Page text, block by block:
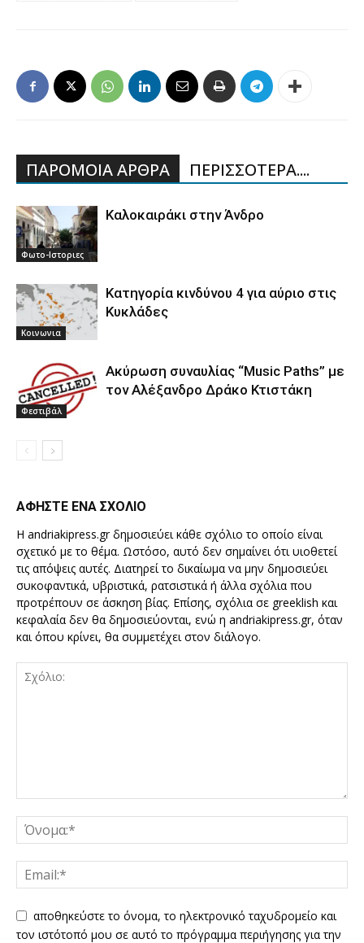
ΠΑΡΟΜΟΙΑ ΑΡΘΡΑ ΠΕΡΙΣΣΟΤΕΡΑ....
Φωτο-Ιστοριες
Καλοκαιράκι στην Άνδρο
Κοινωνια
Κατηγορία κινδύνου 4 για αύριο στις
Κυκλάδες
Φεστιβάλ
Ακύρωση συναυλίας “Music Paths” με
τον Αλέξανδρο Δράκο Κτιστάκη
ΑΦΗΣΤΕ ΕΝΑ ΣΧΟΛΙΟ
Η andriakipress.gr δημοσιεύει κάθε σχόλιο το οποίο είναι
σχετικό με το θέμα. Ωστόσο, αυτό δεν σημαίνει ότι υιοθετεί
τις απόψεις αυτές. Διατηρεί το δικαίωμα να μην δημοσιεύει
συκοφαντικά, υβριστικά, ρατσιστικά ή άλλα σχόλια που
προτρέπουν σε άσκηση βίας. Επίσης, σχόλια σε greeklish και
κεφαλαία δεν θα δημοσιεύονται, ενώ η andriakipress.gr, όταν
και όπου κρίνει, θα συμμετέχει στον διάλογο.
αποθηκεύστε το όνομα, το ηλεκτρονικό ταχυδρομείο και
τον ιστότοπό μου σε αυτό το πρόγραμμα περιήγησης για την